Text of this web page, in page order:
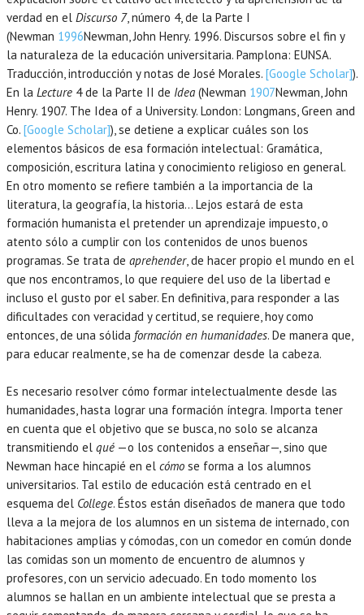
verdad en el Discurso 7, número 4, de la Parte I
(Newman 1996Newman,John Henry. 1996. Discursos sobre el fin y
la naturaleza de la educación universitaria. Pamplona: EUNSA.
Traducción, introducción y notas de José Morales. [Google Scholar]).
En la Lecture 4 de la Parte II de Idea (Newman 1907Newman,John
Henry. 1907. The Idea of a University. London: Longmans, Green and
Co. [Google Scholar]), se detiene a explicar cuáles son los
elementos básicos de esa formación intelectual: Gramática,
composición, escritura latina y conocimiento religioso en general.
En otro momento se refiere también a la importancia de la
literatura, la geografía, la historia… Lejos estará de esta
formación humanista el pretender un aprendizaje impuesto, o
atento sólo a cumplir con los contenidos de unos buenos
programas. Se trata de aprehender, de hacer propio el mundo en el
que nos encontramos, lo que requiere del uso de la libertad e
incluso el gusto por el saber. En definitiva, para responder a las
dificultades con veracidad y certitud, se requiere, hoy como
entonces, de una sólida formación en humanidades. De manera que,
para educar realmente, se ha de comenzar desde la cabeza.
Es necesario resolver cómo formar intelectualmente desde las
humanidades, hasta lograr una formación íntegra. Importa tener
en cuenta que el objetivo que se busca, no solo se alcanza
transmitiendo el qué —o los contenidos a enseñar—, sino que
Newman hace hincapié en el cómo se forma a los alumnos
universitarios. Tal estilo de educación está centrado en el
esquema del College. Éstos están diseñados de manera que todo
lleva a la mejora de los alumnos en un sistema de internado, con
habitaciones amplias y cómodas, con un comedor en común donde
las comidas son un momento de encuentro de alumnos y
profesores, con un servicio adecuado. En todo momento los
alumnos se hallan en un ambiente intelectual que se presta a